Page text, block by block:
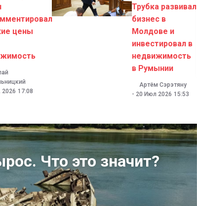
цены
2026 17:08
Трубка развивал
бизнес в
Молдове и
инвестировал в
недвижимость
в Румынии
Артём Сэрэтяну
- 20 Июл 2026 15:53
Что это значит?